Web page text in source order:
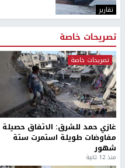
تقارير
تصريحات خاصة
تصريحات خاصة
غازي حمد للشرق: الاتفاق حصيلة
مفاوضات طويلة استمرت ستة
شهور
منذ 12 ثانية